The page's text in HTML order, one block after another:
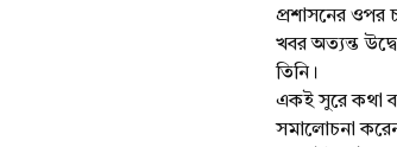
প্রশাসনের ওপর
খবর অত্যন্ত
তিনি।
একই সুরে কথা
সমালোচনা